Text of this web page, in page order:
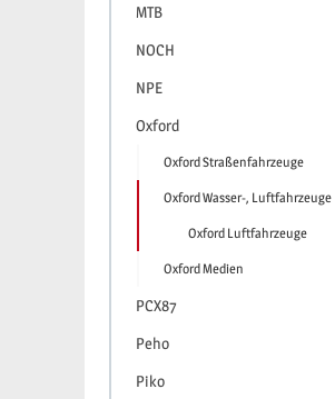
MTB
NOCH
NPE
Oxford
Oxford Straßenfahrzeuge
Oxford Wasser-, Luftfahrzeuge
Oxford Luftfahrzeuge
Oxford Medien
PCX87
Peho
Piko